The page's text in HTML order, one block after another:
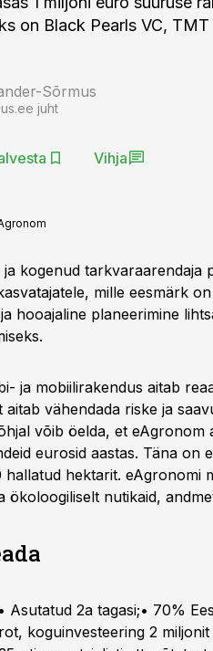
on Black Pearls VC,
Sõrmus
juht
Vihja
kogenud tarkvaraarendaja
mille eesmärk
hooajaline planeerimine
ja mobiilirakendus aitab
aitab vähendada riske ja
võib öelda, et
eurosid aastas. Täna on
hallatud hektarit. eAgronomi
ökoloogiliselt nutikaid,
• Asutatud 2a tagasi;• 70%
koguinvesteering 2